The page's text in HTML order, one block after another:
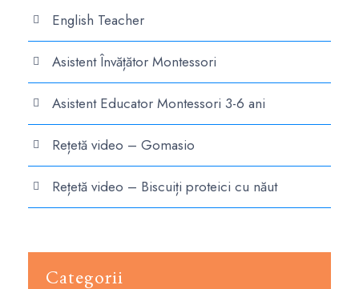
English Teacher
Asistent Învățător Montessori
Asistent Educator Montessori 3-6 ani
Rețetă video – Gomasio
Rețetă video – Biscuiți proteici cu năut
Categorii